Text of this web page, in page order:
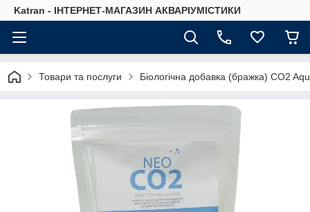
Katran - ІНТЕРНЕТ-МАГАЗИН АКВАРІУМІСТИКИ
Товари та послуги Біологічна добавка (бражка) CO2